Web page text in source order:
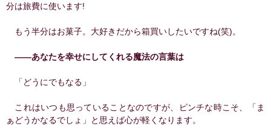
分は旅費に使います!
もう半分はお菓⼦。⼤好きだから箱買いしたいですね(笑)。
――あなたを幸せにしてくれる魔法の言葉は
「どうにでもなる」
これはいつも思っていることなのですが、ピンチな時こそ、「ま
ぁどうかなるでしょ」と思えば⼼が軽くなります。